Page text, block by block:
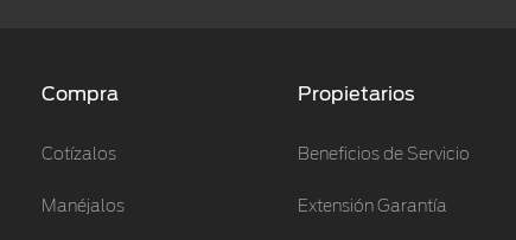
Compra
Cotízalos
Manéjalos
Propietarios
Beneficios de Servicio
Extensión Garantía